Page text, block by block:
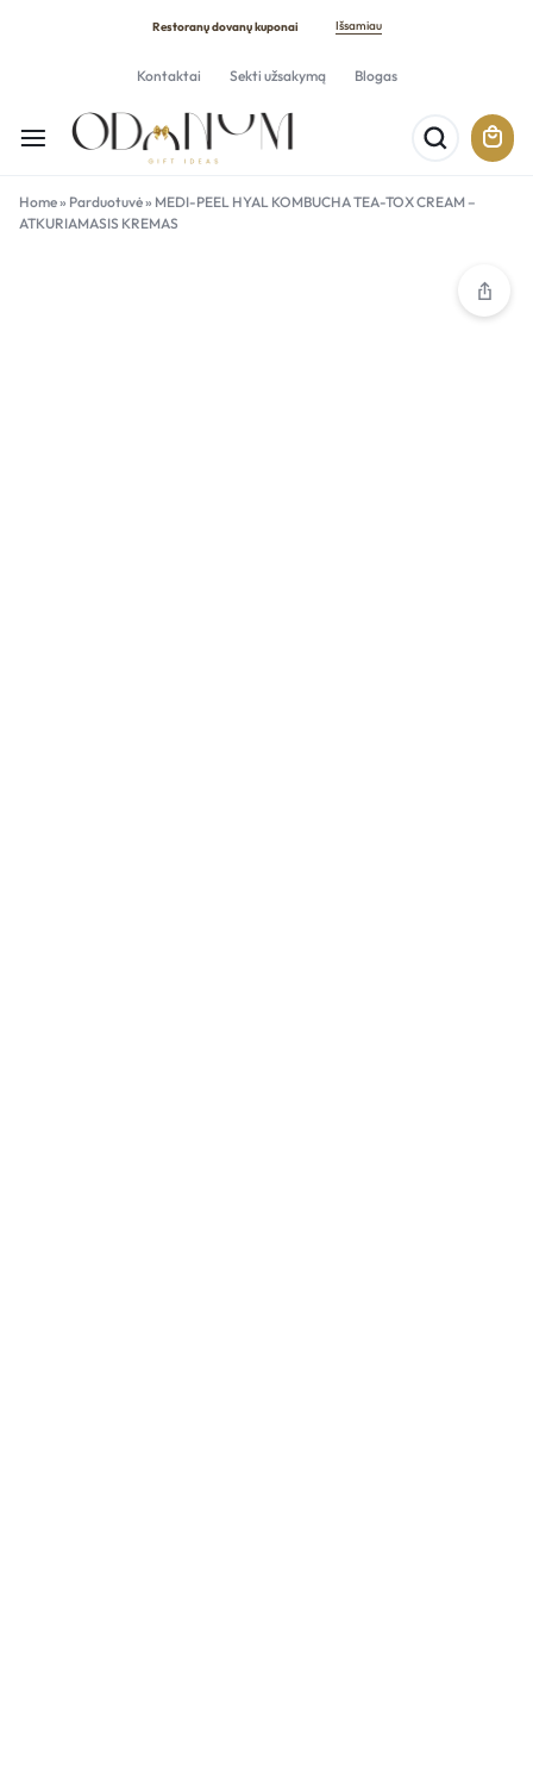
Restoranų dovanų kuponai Išsamiau
Kontaktai Sekti užsakymą Blogas
Home» Parduotuvė» MEDI-PEEL HYAL KOMBUCHA TEA-TOX CREAM –
ATKURIAMASIS KREMAS